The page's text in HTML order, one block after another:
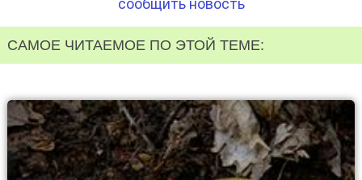
сообщить новость
САМОЕ ЧИТАЕМОЕ ПО ЭТОЙ ТЕМЕ: